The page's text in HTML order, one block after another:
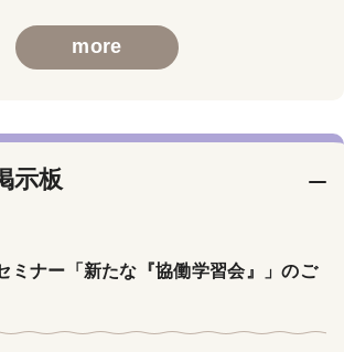
more
示板
ミナー「新たな『協働学習会』」のご